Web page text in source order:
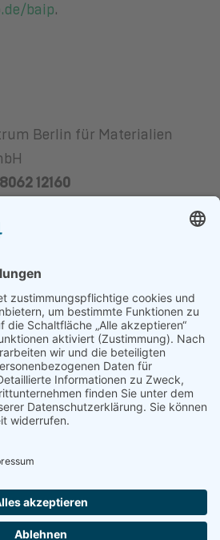
baip.
Berlin für Materialien
12160